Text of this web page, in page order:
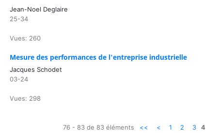
Jean-Noel Deglaire
25-34
Vues: 260
Mesure des performances de l'entreprise industrielle
Jacques Schodet
03-24
Vues: 298
76 - 83 de 83 éléments << < 1 2 3 4